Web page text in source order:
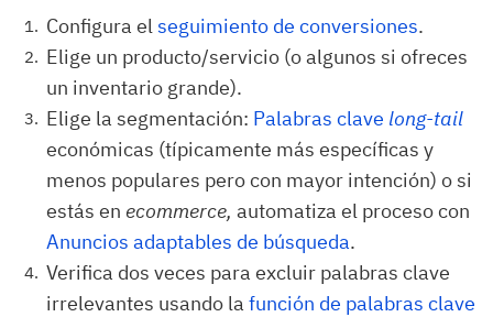
Configura elseguimiento de conversiones.
Elige un producto/servicio (o algunos si ofreces
un inventario grande).
Elige la segmentación: Palabras clave long-tail
económicas (típicamente más específicas y
menos populares pero con mayor intención) o si
estás en ecommerce, automatiza el proceso con
Anuncios adaptables de búsqueda.
Verifica dos veces para excluir palabras clave
irrelevantes usando la función de palabras clave